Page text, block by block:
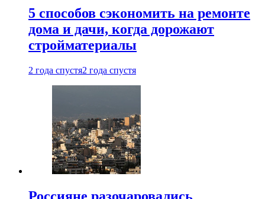
5 способов сэкономить на ремонте
дома и дачи, когда дорожают
стройматериалы
2 года спустя2 года спустя